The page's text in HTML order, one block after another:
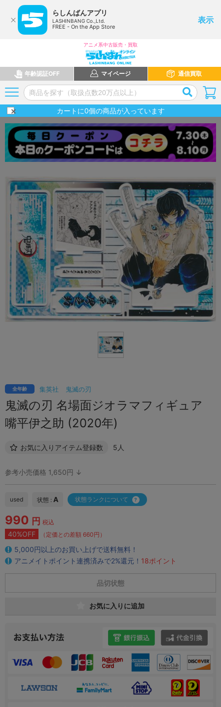
らしんばんアプリ
LASHINBANG Co.,Ltd.
FREE - On the App Store
表示
アニメ系中古販売・買取
年齢認証OFF マイページ 通信買取
カートに0個の商品が入っています
集英社 鬼滅の刃
全年齢
鬼滅の刃 名場面ジオラマフィギュア
嘴平伊之助 (2020年)
お気に入りアイテム登録数 5人
参考小売価格 1,650円 ↓
used 状態 : A 状態ランクについて
990 円 税込
40%OFF （定価との差額 660円）
5,000円以上のお買い上げで送料無料！
アニメイトポイント連携済みで2%還元！ 18ポイント
品切状態
お気に入りに追加